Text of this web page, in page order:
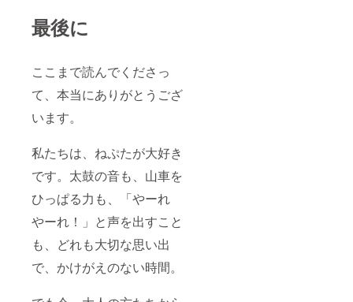
最後に
ここまで読んでくださっ
て、本当にありがとうござ
います。
私たちは、ねぷたが大好き
です。太鼓の音も、山車を
ひっぱる力も、「やーれ
やーれ！」と声を出すこと
も、どれも大切な思い出
で、かけがえのない時間。